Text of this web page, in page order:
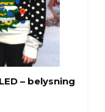
– belysning